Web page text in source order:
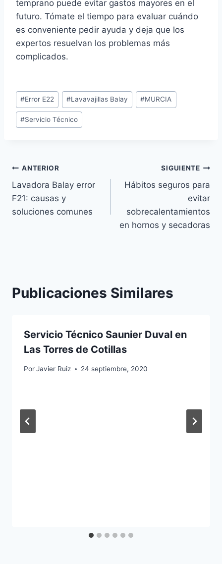
temprano puede evitar gastos mayores en el
futuro. Tómate el tiempo para evaluar cuándo
es conveniente pedir ayuda y deja que los
expertos resuelvan los problemas más
complicados.
Etiquetas
de
la
#Error E22 #Lavavajillas Balay #MURCIA
#Servicio Técnico
Navegación
de
entradas
ANTERIOR
Lavadora Balay error
F21: causas y
soluciones comunes
SIGUIENTE
Hábitos seguros para
evitar
sobrecalentamientos
en hornos y secadoras
Publicaciones Similares
Servicio Técnico Saunier Duval en
Las Torres de Cotillas
PorJavier Ruiz 24 septiembre, 2020